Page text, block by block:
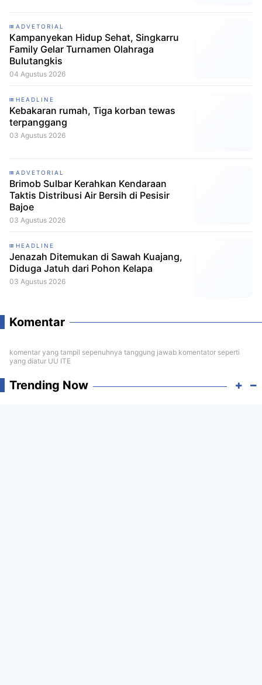
ADVETORIAL
Kampanyekan Hidup Sehat, Singkarru
Family Gelar Turnamen Olahraga
Bulutangkis
04 Agustus 2026
HEADLINE
Kebakaran rumah, Tiga korban tewas
terpanggang
03 Agustus 2026
ADVETORIAL
Brimob Sulbar Kerahkan Kendaraan
Taktis Distribusi Air Bersih di Pesisir
Bajoe
03 Agustus 2026
HEADLINE
Jenazah Ditemukan di Sawah Kuajang,
Diduga Jatuh dari Pohon Kelapa
03 Agustus 2026
Komentar
komentar yang tampil sepenuhnya tanggung jawab komentator seperti
yang diatur UU ITE
Trending Now